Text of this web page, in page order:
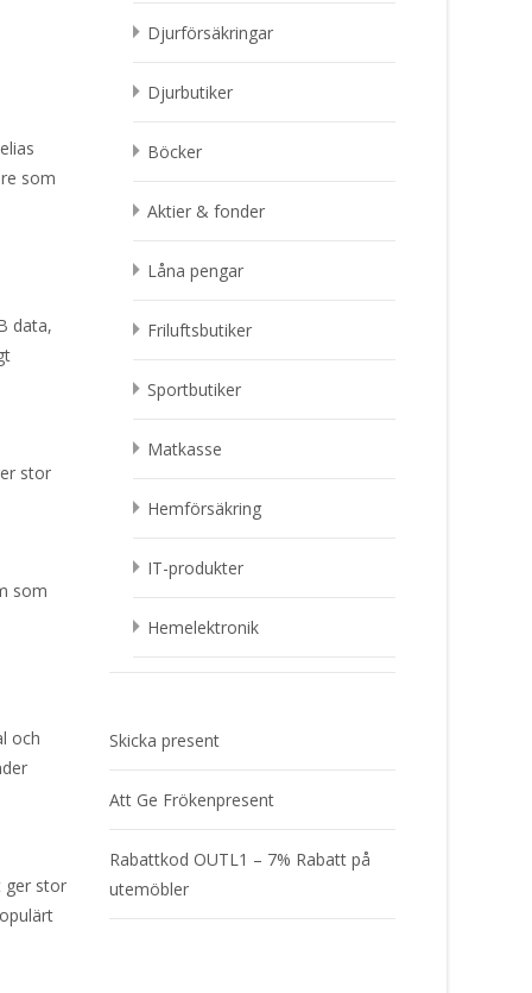
som
data,
stor
som
och
ger stor
Djurförsäkringar
Djurbutiker
Böcker
Aktier & fonder
Låna pengar
Friluftsbutiker
Sportbutiker
Matkasse
Hemförsäkring
IT-produkter
Hemelektronik
Skicka present
Att Ge Frökenpresent
Rabattkod OUTL1 – 7% Rabatt på
utemöbler